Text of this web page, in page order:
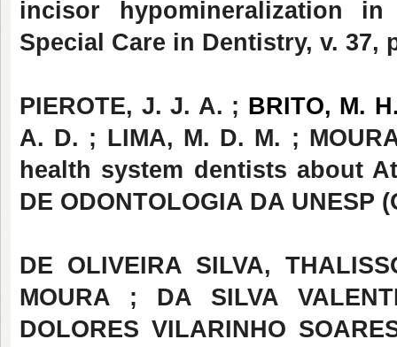
incisor hypomineralization
Special Care in Dentistry, v. 37,
PIEROTE, J. J. A. ; BRITO, M.
A. D. ; LIMA, M. D. M. ;
health system dentists about
DE ODONTOLOGIA DA UNESP
DE OLIVEIRA SILVA,
MOURA ; DA SILVA
DOLORES VILARINHO